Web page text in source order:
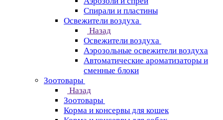
Спирали и пластины
Освежители воздуха
Назад
Освежители воздуха
Аэрозольные освежители воздуха
Автоматические ароматизаторы и
сменные блоки
Зоотовары
Назад
Зоотовары
Корма и консервы для кошек